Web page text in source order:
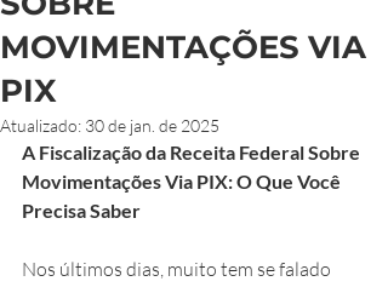
MOVIMENTAÇÕES VIA
PIX
Atualizado: 30 de jan. de 2025
A Fiscalização da Receita Federal Sobre
Movimentações Via PIX: O Que Você
Precisa Saber
Nos últimos dias, muito tem se falado